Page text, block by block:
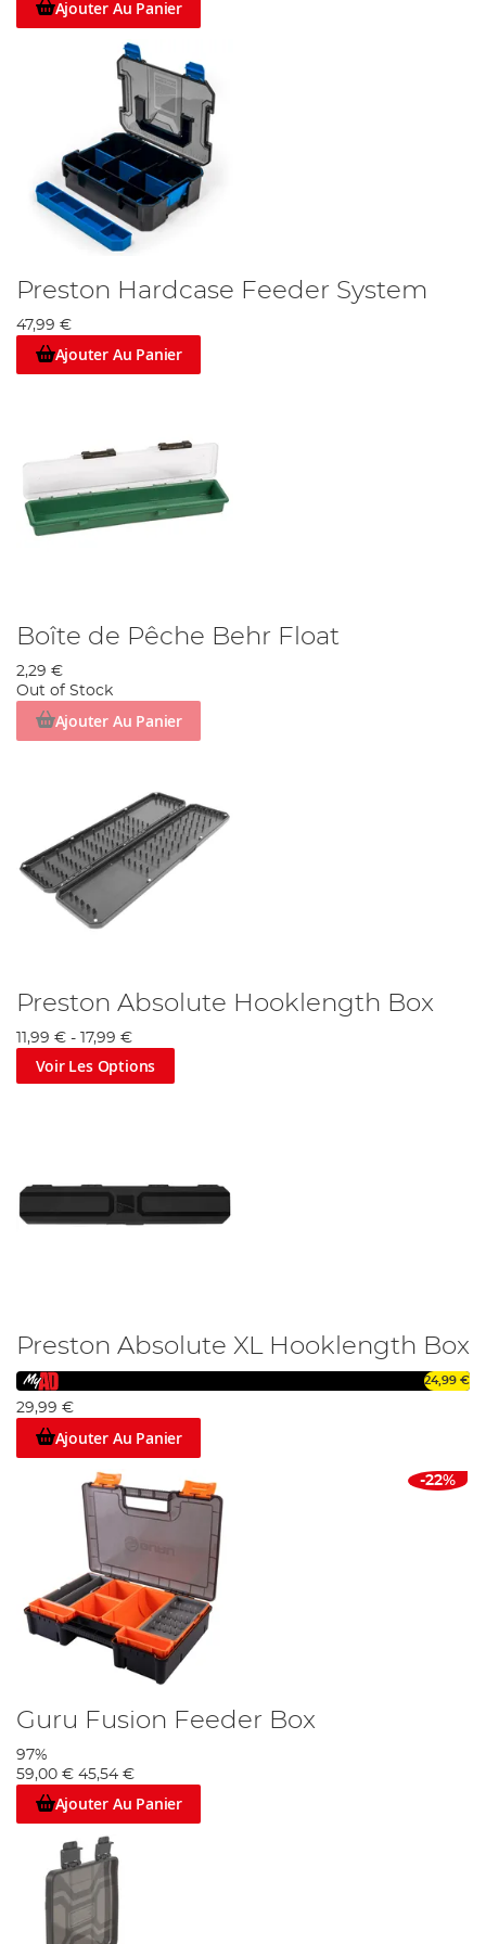
en stock un certain nombre de tubes et de bobines de
stockage d'articles de pêche.
Toutes nos boites de rangement pour la pêche au coup
proviennent directement de fabricants d'articles de pêche
experts tels queLeeda, Guru
construit n'importe quel conteneur de rangement, mais
l'ont conçu en pensant aux pêcheurs. Les prix de nos boites
de pêche commencent à partir de
rangement plus complexes peuvent coûter plus de
- Lire plus deguide et conseils sur notre blog
Ajouter Au Panier
Preston Hardcase Feeder System
47,99 €
Ajouter Au Panier
Boîte de Pêche Behr Float
2,29 €
Out of Stock
Ajouter Au Panier
Preston Absolute Hooklength Box
11,99 € - 17,99 €
Voir Les Options
Preston Absolute XL Hooklength Box
24,99 €
29,99 €
Ajouter Au Panier
-22%
Guru Fusion Feeder Box
97%
59,00 € 45,54 €
Ajouter Au Panier